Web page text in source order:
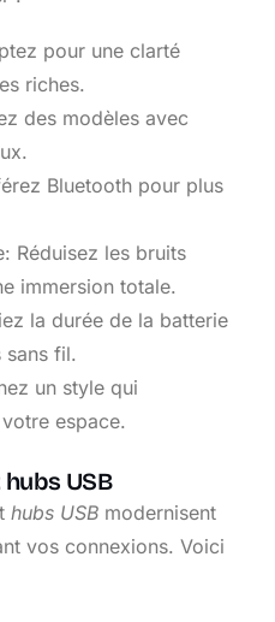
pour une clarté
riches.
des modèles avec
Bluetooth pour plus
Réduisez les bruits
immersion totale.
la durée de la batterie
sans fil.
un style qui
espace.
USB
hubs USB modernisent
vos connexions. Voici